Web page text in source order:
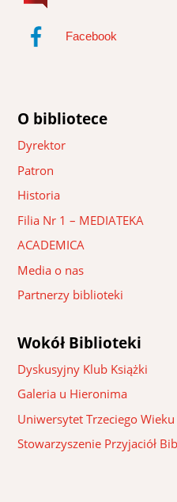
Facebook
O bibliotece
Dyrektor
Patron
Historia
Filia Nr 1 – MEDIATEKA
ACADEMICA
Media o nas
Partnerzy biblioteki
Wokół Biblioteki
Dyskusyjny Klub Książki
Galeria u Hieronima
Uniwersytet Trzeciego Wieku
Stowarzyszenie Przyjaciół